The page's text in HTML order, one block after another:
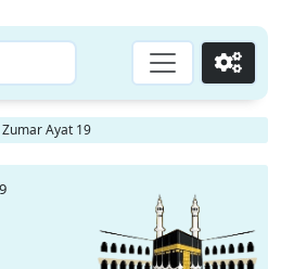
Go
Ayat 19